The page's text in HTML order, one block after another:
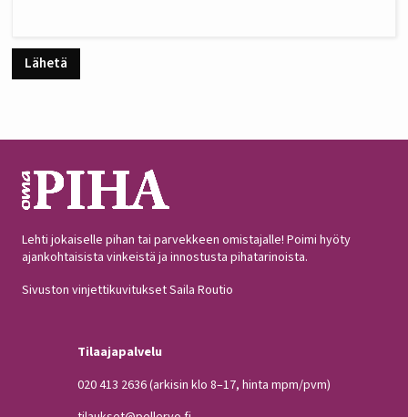
Lähetä
Lehti jokaiselle pihan tai parvekkeen omistajalle! Poimi hyöty
ajankohtaisista vinkeistä ja innostusta pihatarinoista.
Sivuston vinjettikuvitukset Saila Routio
Tilaajapalvelu
020 413 2636(arkisin klo 8–17, hinta mpm/pvm)